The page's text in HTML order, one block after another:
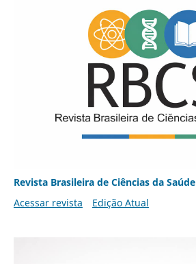
Revista Brasileira de Ciências da Saúde
Acessar revista
Edição Atual